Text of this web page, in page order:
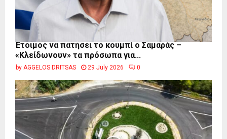
Έτοιμος να πατήσει το κουμπί ο Σαμαράς –
«Κλείδωνουν» τα πρόσωπα για...
by AGGELOS DRITSAS 29 July 2026 0